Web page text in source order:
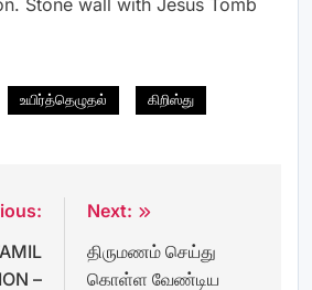
Stone wall with Jesus Tomb
உயிர்த்தெழுதல் கிறிஸ்து
–
Next:
திருமணம் செய்து
கொள்ள வேண்டிய